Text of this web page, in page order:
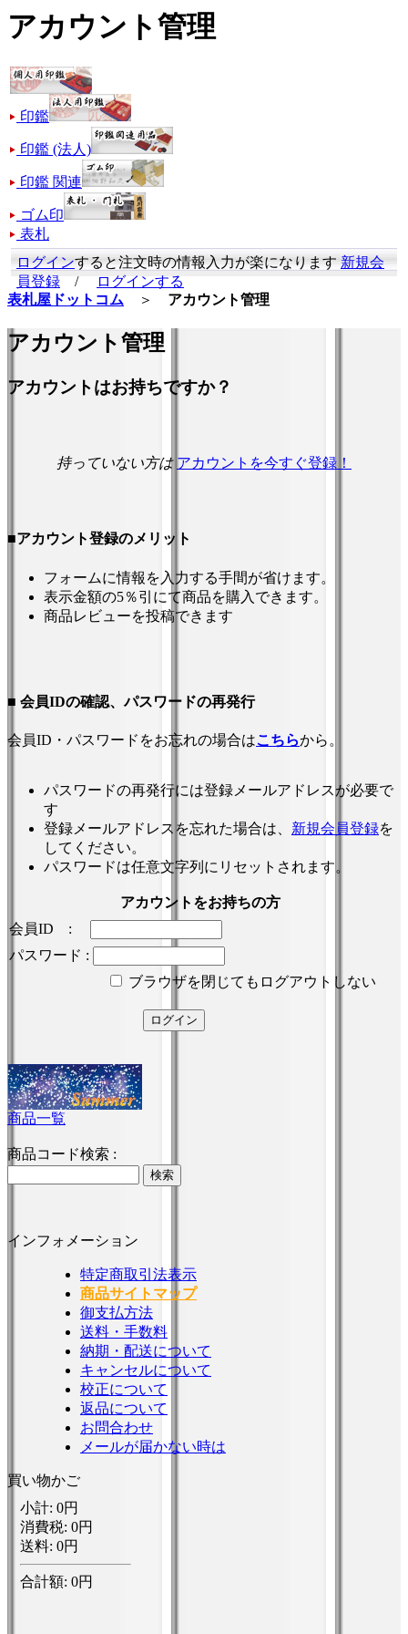
アカウント管理
印鑑
印鑑 (法人)
印鑑 関連
ゴム印
表札
ログインすると注文時の情報入力が楽になります新規会
員登録 /
ログインする
表札屋ドットコム ＞ アカウント管理
アカウント管理
アカウントはお持ちですか？
持っていない方は アカウントを今すぐ登録！
■アカウント登録のメリット
フォームに情報を入力する手間が省けます。
表示金額の5％引にて商品を購入できます。
商品レビューを投稿できます
■ 会員IDの確認、パスワードの再発行
会員ID・パスワードをお忘れの場合はこちらから。
パスワードの再発行には登録メールアドレスが必要で
す
登録メールアドレスを忘れた場合は、 新規会員登録を
してください。
パスワードは任意文字列にリセットされます。
アカウントをお持ちの方
会員ID :
パスワード :
ブラウザを閉じてもログアウトしない
商品一覧
商品コード検索 :
インフォメーション
特定商取引法表示
商品サイトマップ
御支払方法
送料・手数料
納期・配送について
キャンセルについて
校正について
返品について
お問合わせ
メールが届かない時は
買い物かご